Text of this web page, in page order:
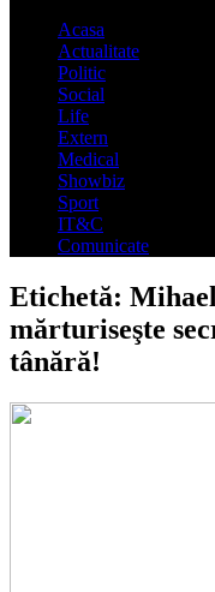
Acasa
Actualitate
Politic
Social
Life
Extern
Medical
Showbiz
Sport
IT&C
Comunicate
Etichetă:
mărturiseşte
tânără!